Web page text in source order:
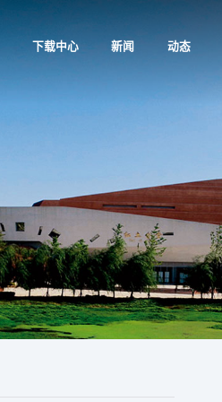
下载中心 新闻 动态